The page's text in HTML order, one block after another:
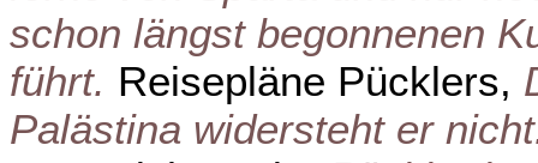
schon längst begonnenen
führt. Reisepläne Pücklers,
Palästina widersteht er